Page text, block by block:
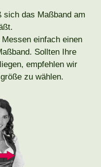
sich das Maßband am
einfach einen
Sollten Ihre
empfehlen wir
zu wählen.